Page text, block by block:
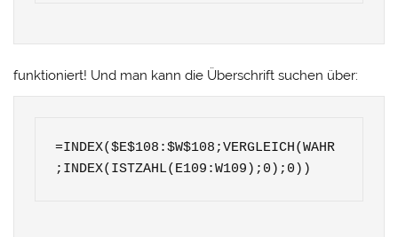
funktioniert! Und man kann die Überschrift suchen über:
=INDEX($E$108:$W$108;VERGLEICH(WAHR
;INDEX(ISTZAHL(E109:W109);0);0))